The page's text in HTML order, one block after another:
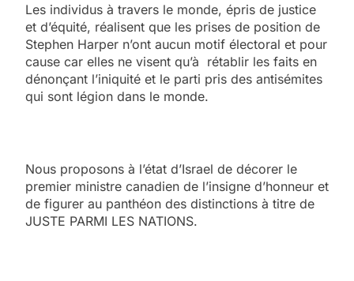
Les individus à travers le monde, épris de justice
et d’équité, réalisent que les prises de position de
Stephen Harper n’ont aucun motif électoral et pour
cause car elles ne visent qu’à rétablir les faits en
dénonçant l’iniquité et le parti pris des antisémites
qui sont légion dans le monde.
Nous proposons à l’état d’Israel de décorer le
premier ministre canadien de l’insigne d’honneur et
de figurer au panthéon des distinctions à titre de
JUSTE PARMI LES NATIONS.